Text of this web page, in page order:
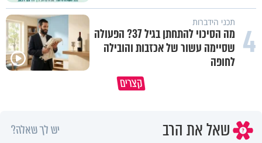
4 תכני הידברות
מה הסיכוי להתחתן בגיל 37? הפעולה
שסיימה עשור של אכזבות והובילה
לחופה
קצרים
שאל את הרב יש לך שאלה?